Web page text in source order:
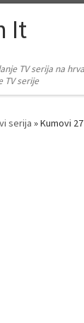
It
TV serija na
TV serije
serija »Kumovi